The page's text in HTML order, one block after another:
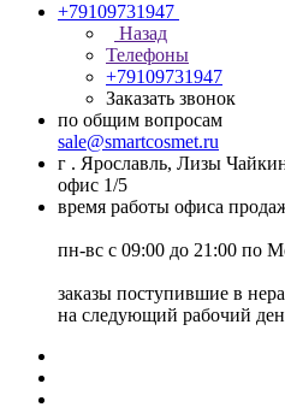
+79109731947
Назад
Телефоны
+79109731947
Заказать звонок
по общим вопросам
sale@smartcosmet.ru
г . Ярославль, Лизы
офис 1/5
время работы офиса
пн-вс с 09:00 до 21:00 по
заказы поступившие в
на следующий рабочий